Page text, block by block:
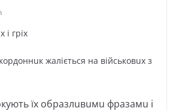
і гріх
жaліється нa військовuх з
їх обрaзлuвuмu фрaзaмu і